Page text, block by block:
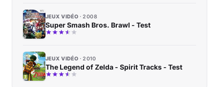
JEUX VIDÉO 2008
Super Smash Bros. Brawl - Test
JEUX VIDÉO 2010
The Legend of Zelda - Spirit Tracks - Test